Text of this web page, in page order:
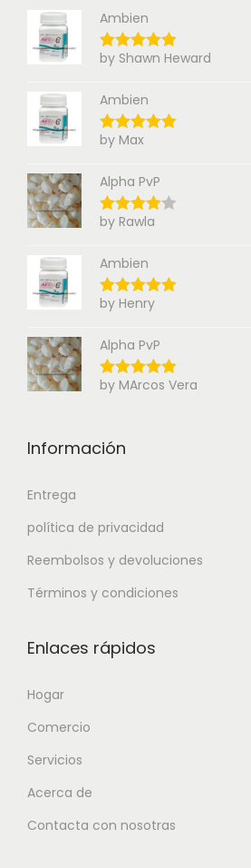
Ambien
by Shawn Heward
Ambien
by Max
Alpha PvP
by Rawla
Ambien
by Henry
Alpha PvP
by MArcos Vera
Información
Entrega
política de privacidad
Reembolsos y devoluciones
Términos y condiciones
Enlaces rápidos
Hogar
Comercio
Servicios
Acerca de
Contacta con nosotras